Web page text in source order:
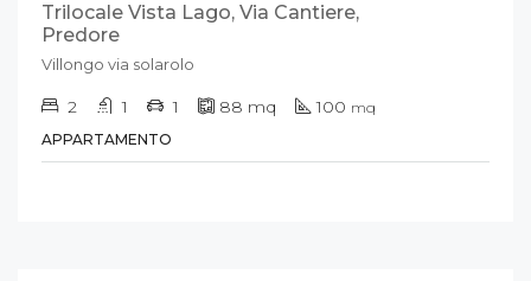
Trilocale Vista Lago, Via Cantiere,
Predore
Villongo via solarolo
2 1 1 88 mq 100 mq
APPARTAMENTO